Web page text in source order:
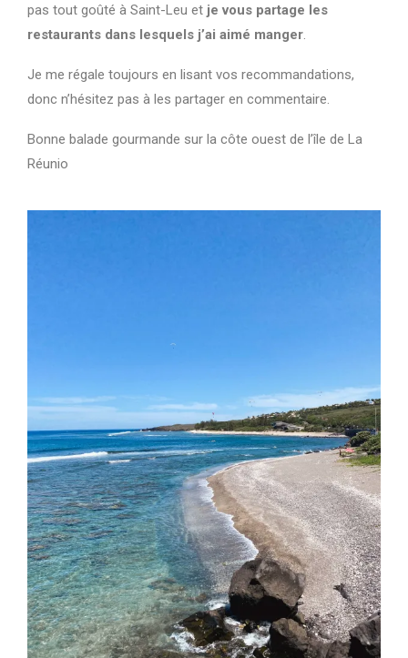
pas tout goûté à Saint-Leu et je vous partage les
restaurants dans lesquels j’ai aimé manger
Je me régale toujours en lisant vos recommandations,
donc n’hésitez pas à les partager en commentaire.
Bonne balade gourmande sur la côte ouest de l’île de La
Réunio